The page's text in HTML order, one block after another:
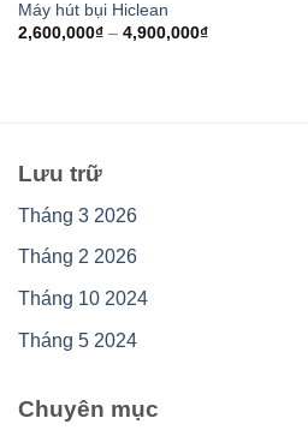
Máy hút bụi Hiclean
2,600,000₫– 4,900,000₫
Lưu trữ
Tháng 3 2026
Tháng 2 2026
Tháng 10 2024
Tháng 5 2024
Chuyên mục